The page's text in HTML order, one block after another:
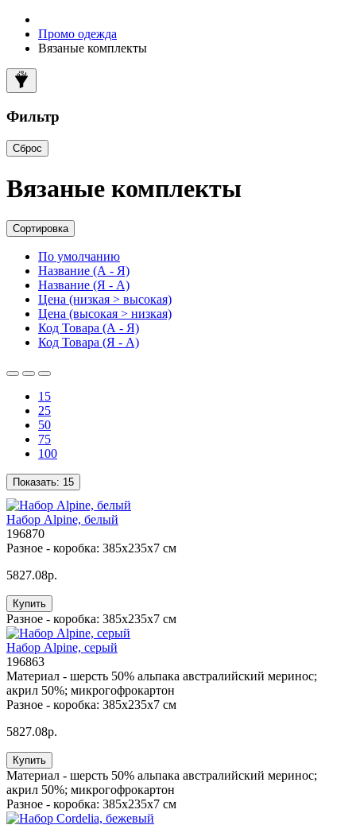
Промо одежда
Вязаные комплекты
Фильтр
Сброс
Вязаные комплекты
Сортировка
По умолчанию
Название (А - Я)
Название (Я - А)
Цена (низкая > высокая)
Цена (высокая > низкая)
Код Товара (А - Я)
Код Товара (Я - А)
15
25
50
75
100
Показать: 15
Набор Alpine, белый
196870
Разное - коробка: 385х235х7 см
5827.08р.
Купить
Разное - коробка: 385х235х7 см
Набор Alpine, серый
196863
Материал - шерсть 50% альпака австралийский меринос;
акрил 50%; микрогофрокартон
Разное - коробка: 385х235х7 см
5827.08р.
Купить
Материал - шерсть 50% альпака австралийский меринос;
акрил 50%; микрогофрокартон
Разное - коробка: 385х235х7 см